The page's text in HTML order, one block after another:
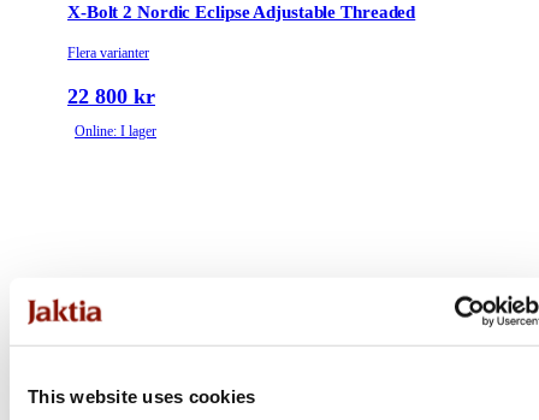
This website uses cookies
X-Bolt 2 Nordic Eclipse Adjustable Threaded
Flera varianter
22 800 kr
Online: I lager